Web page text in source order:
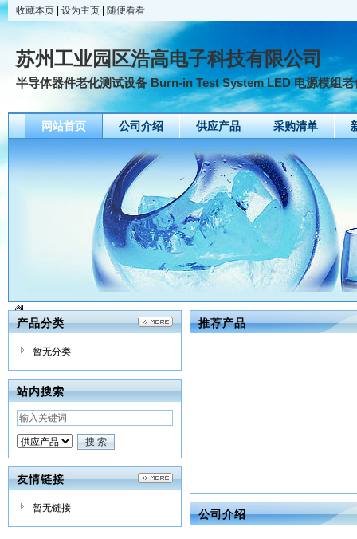
收藏本页 设为主页 随便看看
苏州工业园区浩高电子科技有限公司
半导体器件老化测试设备 Burn-in Test System LED 电源模组
网站首页 公司介绍 供应产品 采购清单
产品分类
暂无分类
站内搜索
友情链接
暂无链接
推荐产品
公司介绍